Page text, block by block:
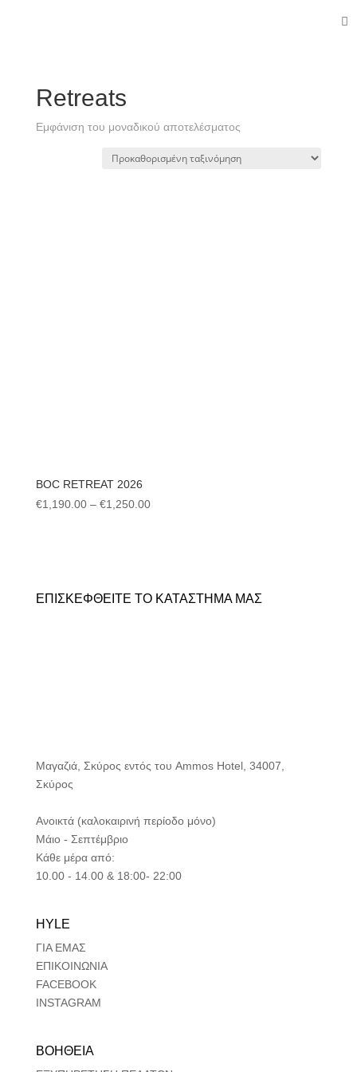
Retreats
Εμφάνιση του μοναδικού αποτελέσματος
BOC RETREAT 2026
€1,190.00 – €1,250.00Price
ΕΠΙΣΚΕΦΘΕΙΤΕ ΤΟ ΚΑΤΑΣΤΗΜΑ ΜΑΣ
Μαγαζιά, Σκύρος εντός του Ammos Hotel, 34007,
Σκύρος
Ανοικτά (καλοκαιρινή περίοδο μόνο)
Μάιο - Σεπτέμβριο
Κάθε μέρα από:
10.00 - 14.00 & 18:00- 22:00
HYLE
ΓΙΑ ΕΜΑΣ
ΕΠΙΚΟΙΝΩΝΙΑ
FACEBOOK
INSTAGRAM
ΒΟΗΘΕΙΑ